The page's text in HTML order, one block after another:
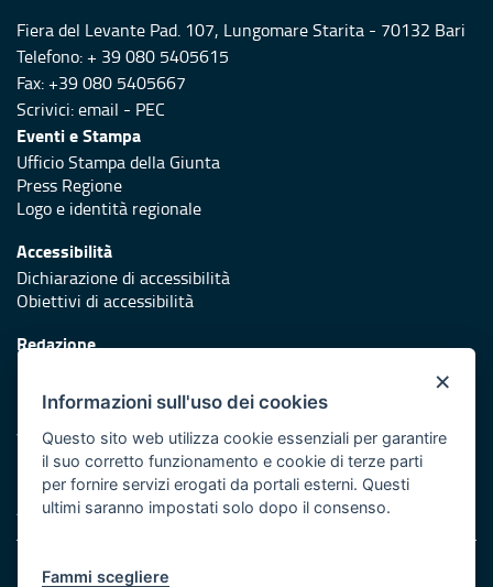
Fiera del Levante Pad. 107, Lungomare Starita - 70132 Bari
Telefono: + 39 080 5405615
Fax: +39 080 5405667
Scrivici:email - PEC
Eventi e Stampa
Ufficio Stampa della Giunta
Press Regione
Logo e identità regionale
Accessibilità
Dichiarazione di accessibilità
Obiettivi di accessibilità
Redazione
Protezione civile
Vai al sito di Protezione Civile Puglia
Iniziativa finanziata con risorse del POR Puglia 2014/2020 -
Asse XI
Note legali
×
Informazioni sull'uso dei cookies
Questo sito web utilizza cookie essenziali per garantire
il suo corretto funzionamento e cookie di terze parti
per fornire servizi erogati da portali esterni. Questi
ultimi saranno impostati solo dopo il consenso.
Fammi scegliere